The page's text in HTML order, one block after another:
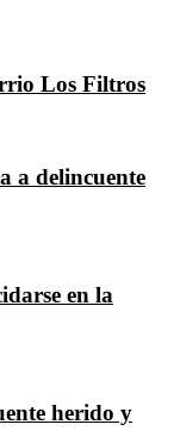
Los Filtros
a delincuente
en la
herido y